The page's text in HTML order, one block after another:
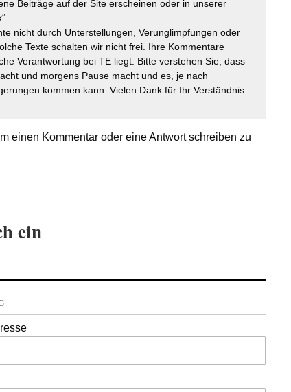
Beiträge auf der Site erscheinen oder in unserer
nicht durch Unterstellungen, Verunglimpfungen oder
Texte schalten wir nicht frei. Ihre Kommentare
Verantwortung bei TE liegt. Bitte verstehen Sie, dass
und morgens Pause macht und es, je nach
kommen kann. Vielen Dank für Ihr Verständnis.
einen Kommentar oder eine Antwort schreiben zu
ein